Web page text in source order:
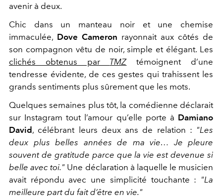
avenir à deux.
Chic dans un manteau noir et une chemise
immaculée, Dove Cameron rayonnait aux côtés de
son compagnon vêtu de noir, simple et élégant. Les
clichés obtenus par TMZtémoignent d’une
tendresse évidente, de ces gestes qui trahissent les
grands sentiments plus sûrement que les mots.
Quelques semaines plus tôt, la comédienne déclarait
sur Instagram tout l’amour qu’elle porte à Damiano
David, célébrant leurs deux ans de relation : "Les
deux plus belles années de ma vie… Je pleure
souvent de gratitude parce que la vie est devenue si
belle avec toi." Une déclaration à laquelle le musicien
avait répondu avec une simplicité touchante : "La
meilleure part du fait d’être en vie."